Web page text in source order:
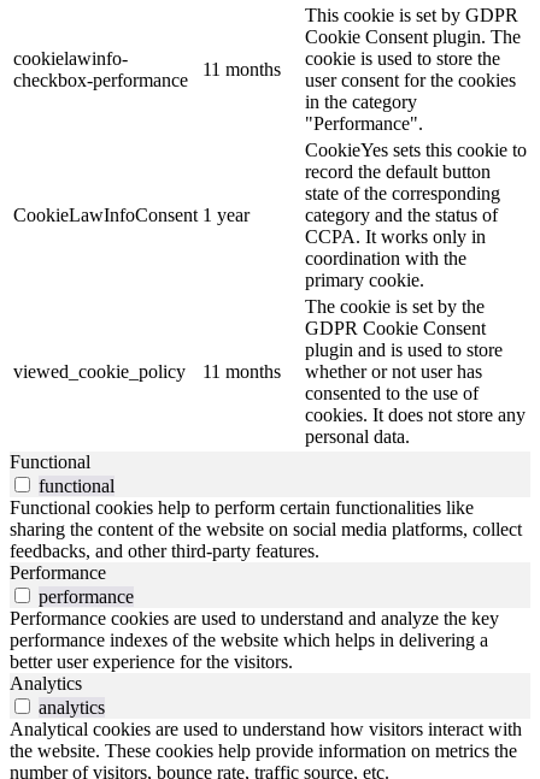
cookielawinfo-
checkbox-performance
11 months
This cookie is set by GDPR
Cookie Consent plugin. The
cookie is used to store the
user consent for the cookies
in the category
"Performance".
CookieLawInfoConsent 1 year
CookieYes sets this cookie to
record the default button
state of the corresponding
category and the status of
CCPA. It works only in
coordination with the
primary cookie.
viewed_cookie_policy 11 months
The cookie is set by the
GDPR Cookie Consent
plugin and is used to store
whether or not user has
consented to the use of
cookies. It does not store any
personal data.
Functional
functional
Functional cookies help to perform certain functionalities like
sharing the content of the website on social media platforms, collect
feedbacks, and other third-party features.
Performance
performance
Performance cookies are used to understand and analyze the key
performance indexes of the website which helps in delivering a
better user experience for the visitors.
Analytics
analytics
Analytical cookies are used to understand how visitors interact with
the website. These cookies help provide information on metrics the
number of visitors, bounce rate, traffic source, etc.